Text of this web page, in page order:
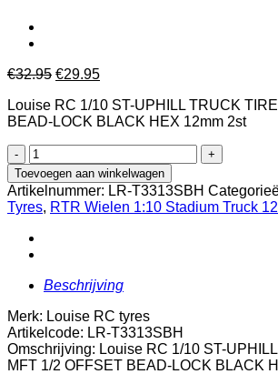
€32.95 Oorspronkelijke
was:
€32.95.
€29.95Huidige
is:
€29.95.
Louise RC 1/10 ST-UPHILL TRUCK
BEAD-LOCK BLACK HEX 12mm 2st
Louise
RC
1/10
ST-
UPHILL
TRUCK
TIRE
1/2
BEAD-
LOCK
BLACK
HEX
Toevoegen aan winkelwagen
Artikelnummer: LR-T3313SBH
Tyres, RTR Wielen 1:10 Stadium Truck
Beschrijving
Merk: Louise RC tyres
Artikelcode: LR-T3313SBH
Omschrijving: Louise RC 1/10 ST-
MFT 1/2 OFFSET BEAD-LOCK BLACK